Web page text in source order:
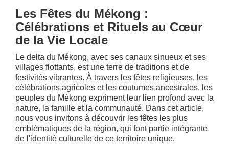
Les Fêtes du Mékong :
Célébrations et Rituels au Cœur
de la Vie Locale
Le delta du Mékong, avec ses canaux sinueux et ses
villages flottants, est une terre de traditions et de
festivités vibrantes. À travers les fêtes religieuses, les
célébrations agricoles et les coutumes ancestrales, les
peuples du Mékong expriment leur lien profond avec la
nature, la famille et la communauté. Dans cet article,
nous vous invitons à découvrir les fêtes les plus
emblématiques de la région, qui font partie intégrante
de l'identité culturelle de ce territoire unique.